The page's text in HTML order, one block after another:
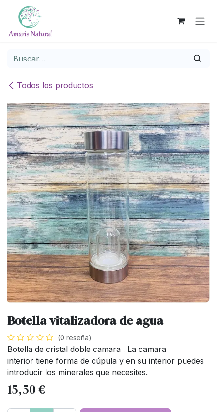
Ir al contenido
Todos los productos
Botella vitalizadora de agua
(0 reseña)
Botella de cristal doble camara . La camara
interior tiene forma de cúpula y en su interior puedes
introducir los minerales que necesites.
15,50€